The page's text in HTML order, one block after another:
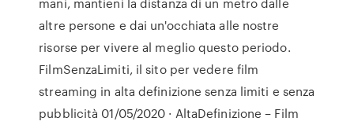
altre persone e dai un'occhiata alle nostre
risorse per vivere al meglio questo periodo.
FilmSenzaLimiti, il sito per vedere film
streaming in alta definizione senza limiti e senza
pubblicità 01/05/2020 · AltaDefinizione – Film